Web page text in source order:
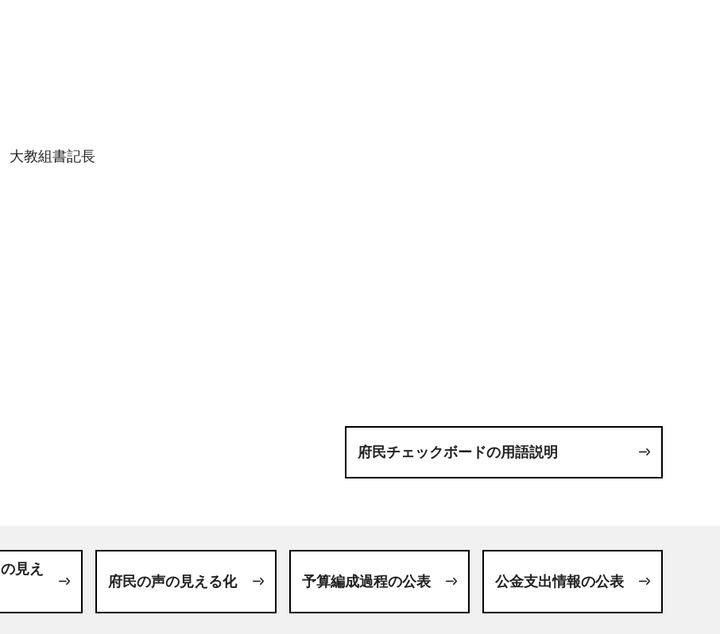
大教組書記長
府民チェックボードの用語説明
見え
府民の声の見える化 予算編成過程の公表 公金支出情報の公表